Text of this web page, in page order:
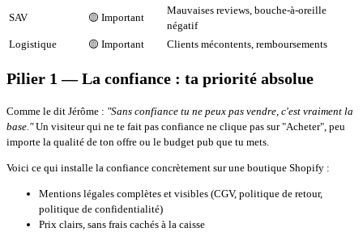
SAV 🟡 Important
Mauvaises reviews, bouche-à-oreille
négatif
Logistique
🟡 Important Clients mécontents, remboursements
Pilier 1 — La confiance : ta priorité absolue
Comme le dit Jérôme : "Sans confiance tu ne peux pas vendre, c'est vraiment la
base."Un visiteur qui ne te fait pas confiance ne clique pas sur "Acheter", peu
importe la qualité de ton offre ou le budget pub que tu mets.
Voici ce qui installe la confiance concrètement sur une boutique Shopify :
Mentions légales complètes et visibles (CGV, politique de retour,
politique de confidentialité)
Prix clairs, sans frais cachés à la caisse